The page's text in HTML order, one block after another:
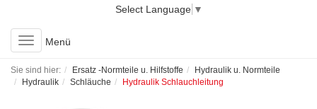
Select Language ▼
Toggle
navigation
Menü
Sie sind hier: Ersatz -Normteile u. Hilfstoffe
Hydraulik u. Normteile
Hydraulik
Schläuche Hydraulik Schlauchleitung